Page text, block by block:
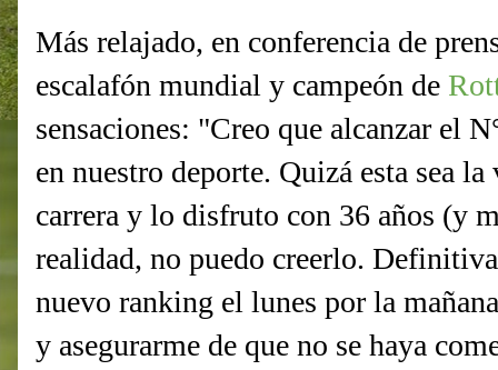
Más relajado, en conferencia de
escalafón mundial y campeón de
sensaciones: "Creo que alcanzar el
en nuestro deporte. Quizá esta sea
carrera y lo disfruto con 36 años (y
realidad, no puedo creerlo.
nuevo ranking el lunes por la
y asegurarme de que no se haya